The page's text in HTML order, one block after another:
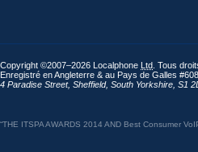
Copyright ©2007–2026 Localphone Ltd . Tous
Enregistré en Angleterre & au Pays de Galles
4 Paradise Street, Sheffield, South Yorkshire S1
“THE ITSPA AWARDS 2014 AND Best Consumer